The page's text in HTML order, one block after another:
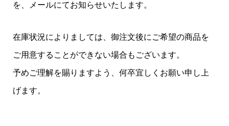
を、メールにてお知らせいたします。
在庫状況によりましては、御注文後にご希望の商品を
ご用意することができない場合もございます。
予めご理解を賜りますよう、何卒宜しくお願い申し上
げます。